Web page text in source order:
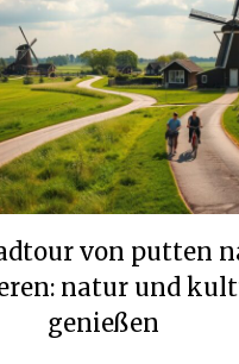
von putten
natur und
genießen